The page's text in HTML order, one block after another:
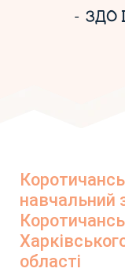
ЗДО
навчальний
області